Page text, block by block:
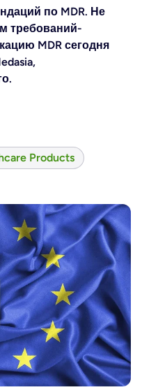
по MDR. Не
требований-
MDR сегодня
Products